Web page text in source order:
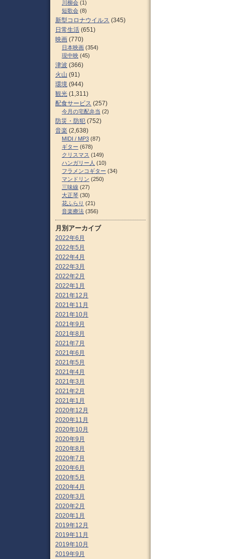
川柳会 (1)
短歌会 (8)
新型コロナウイルス (345)
日常生活 (651)
映画 (770)
日本映画 (354)
現中映 (45)
津波 (366)
火山 (91)
環境 (944)
観光 (1,311)
配食サービス (257)
今月の宅配弁当 (2)
防災・防犯 (752)
音楽 (2,638)
MIDI / MP3 (87)
ギター (678)
クリスマス (149)
ハンガリー人 (10)
フラメンコギター (34)
マンドリン (250)
三味線 (27)
大正琴 (30)
花ふらり (21)
音楽療法 (356)
月別アーカイブ
2022年6月
2022年5月
2022年4月
2022年3月
2022年2月
2022年1月
2021年12月
2021年11月
2021年10月
2021年9月
2021年8月
2021年7月
2021年6月
2021年5月
2021年4月
2021年3月
2021年2月
2021年1月
2020年12月
2020年11月
2020年10月
2020年9月
2020年8月
2020年7月
2020年6月
2020年5月
2020年4月
2020年3月
2020年2月
2020年1月
2019年12月
2019年11月
2019年10月
2019年9月